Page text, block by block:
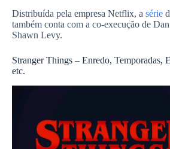
Distribuída pela empresa Netflix, a série
também conta com a co-execução de
Shawn Levy.
Stranger Things – Enredo, Temporadas,
etc.